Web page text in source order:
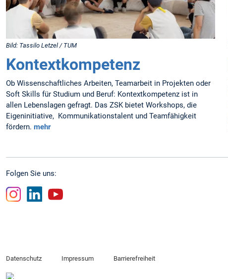
Bild: Tassilo Letzel / TUM
Kontextkompetenz
Ob Wissenschaftliches Arbeiten, Teamarbeit in Projekten oder
Soft Skills für Studium und Beruf: Kontextkompetenz ist in
allen Lebenslagen gefragt. Das ZSK bietet Workshops, die
Eigeninitiative, Kommunikationstalent und Teamfähigkeit
fördern. mehr
Folgen Sie uns:
Datenschutz Impressum Barrierefreiheit